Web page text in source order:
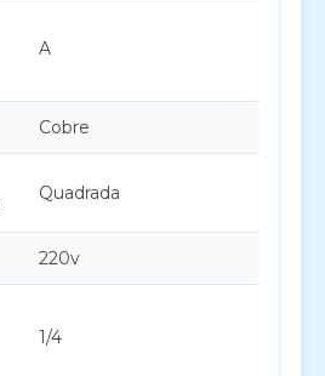
A
Cobre
Quadrada
220v
1/4